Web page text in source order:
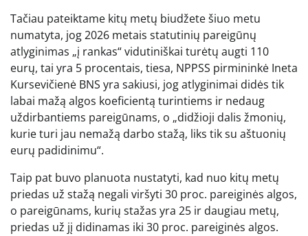
Tačiau pateiktame kitų metų biudžete šiuo metu
numatyta, jog 2026 metais statutinių pareigūnų
atlyginimas „į rankas“ vidutiniškai turėtų augti 110
eurų, tai yra 5 procentais, tiesa, NPPSS pirmininkė Ineta
Kursevičienė BNS yra sakiusi, jog atlyginimai didės tik
labai mažą algos koeficientą turintiems ir nedaug
uždirbantiems pareigūnams, o „didžioji dalis žmonių,
kurie turi jau nemažą darbo stažą, liks tik su aštuonių
eurų padidinimu“.
Taip pat buvo planuota nustatyti, kad nuo kitų metų
priedas už stažą negali viršyti 30 proc. pareiginės algos,
o pareigūnams, kurių stažas yra 25 ir daugiau metų,
priedas už jį didinamas iki 30 proc. pareiginės algos.